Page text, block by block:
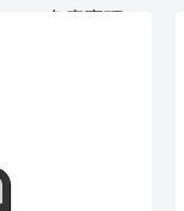
免責事項